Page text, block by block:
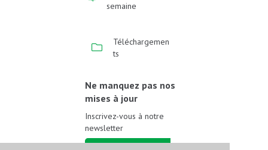
semaine
Téléchargemen
ts
Ne manquez pas nos
mises à jour
Inscrivez-vous à notre
newsletter